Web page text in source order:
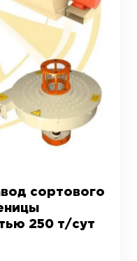
сортового
250 т/сут